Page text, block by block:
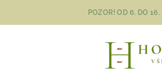
POZOR! OD 6. DO